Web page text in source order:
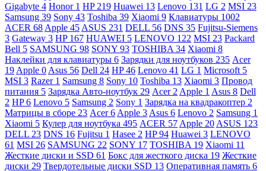
Gigabyte 4 Honor 1 HP 219 Huawei 13 Lenovo 131 LG 2 MSI 23
Samsung 39 Sony 43 Toshiba 39 Xiaomi 9 Клавиатуры 1002
ACER 68 Apple 45 ASUS 231 DELL 56 DNS 35 Fujitsu-Siemens
3 Gateway 3 HP 167 HUAWEI 5 LENOVO 122 MSI 23 Packard
Bell 5 SAMSUNG 98 SONY 93 TOSHIBA 34 Xiaomi 8
Наклейки для клавиатуры 6 Зарядки для ноутбуков 235 Acer
19 Apple 0 Asus 56 Dell 24 HP46 Lenovo 41 LG 1 Microsoft 5
MSI 3 Razer 1 Samsung 8 Sony 10 Toshiba 13 Xiaomi 3 Провод
питания 5 Зарядка Авто-ноутбук 29 Acer 2 Apple 1 Asus 8 Dell
2 HP6 Lenovo 5 Samsung 2 Sony 1 Зарядка на квадракоптер 2
Матрицы в сборе 23 Acer6 Apple 3 Asus 6 Lenovo 2 Samsung 1
Xiaomi 5 Кулер для ноутбука 495 ACER 57 Apple 20 ASUS 123
DELL 23 DNS 16 Fujitsu 1 Hasee 2 HP94 Huawei 3 LENOVO
61 MSI 26 SAMSUNG 22 SONY 17 TOSHIBA 19 Xiaomi 11
Жесткие диски и SSD 61 Бокс для жесткого диска 19 Жесткие
диски 29 Твердотельные диски SSD 13 Оперативная память 6